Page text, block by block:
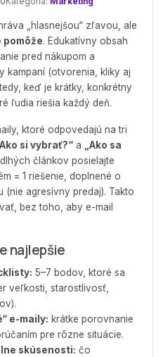
„hlasnejšou“ zľavou, ale
pomôže. Edukatívny obsah
pred nákupom a
kampaní (otvorenia, kliky aj
keď je krátky, konkrétny
ľudia riešia každý deň.
ktoré odpovedajú na tri
„Ako si vybrať?“ a
„Ako sa
článkov posielajte
= 1 riešenie, doplnené o
(nie agresívny predaj). Takto
bez toho, aby e-mail
najlepšie
5–7 bodov, ktoré sa
veľkosti, starostlivosť,
e-maily: krátke porovnanie
pre rôzne situácie.
skúsenosti: čo